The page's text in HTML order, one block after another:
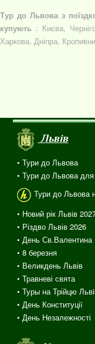
Тур до Львова з
купують : Києва,
Харкова, Дніпра,
Львів
• Тури до Львова
• Тури до Львова для
Тури до Львова
• Новий рік Львів
• Різдво Львів 2026
• День Св.Валентина
• 8 березня
• Великдень Львів
• Травневі свята
• Туры на Трійцю
• День Конституції
• День Незалежності